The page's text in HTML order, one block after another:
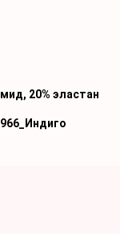
20% эластан